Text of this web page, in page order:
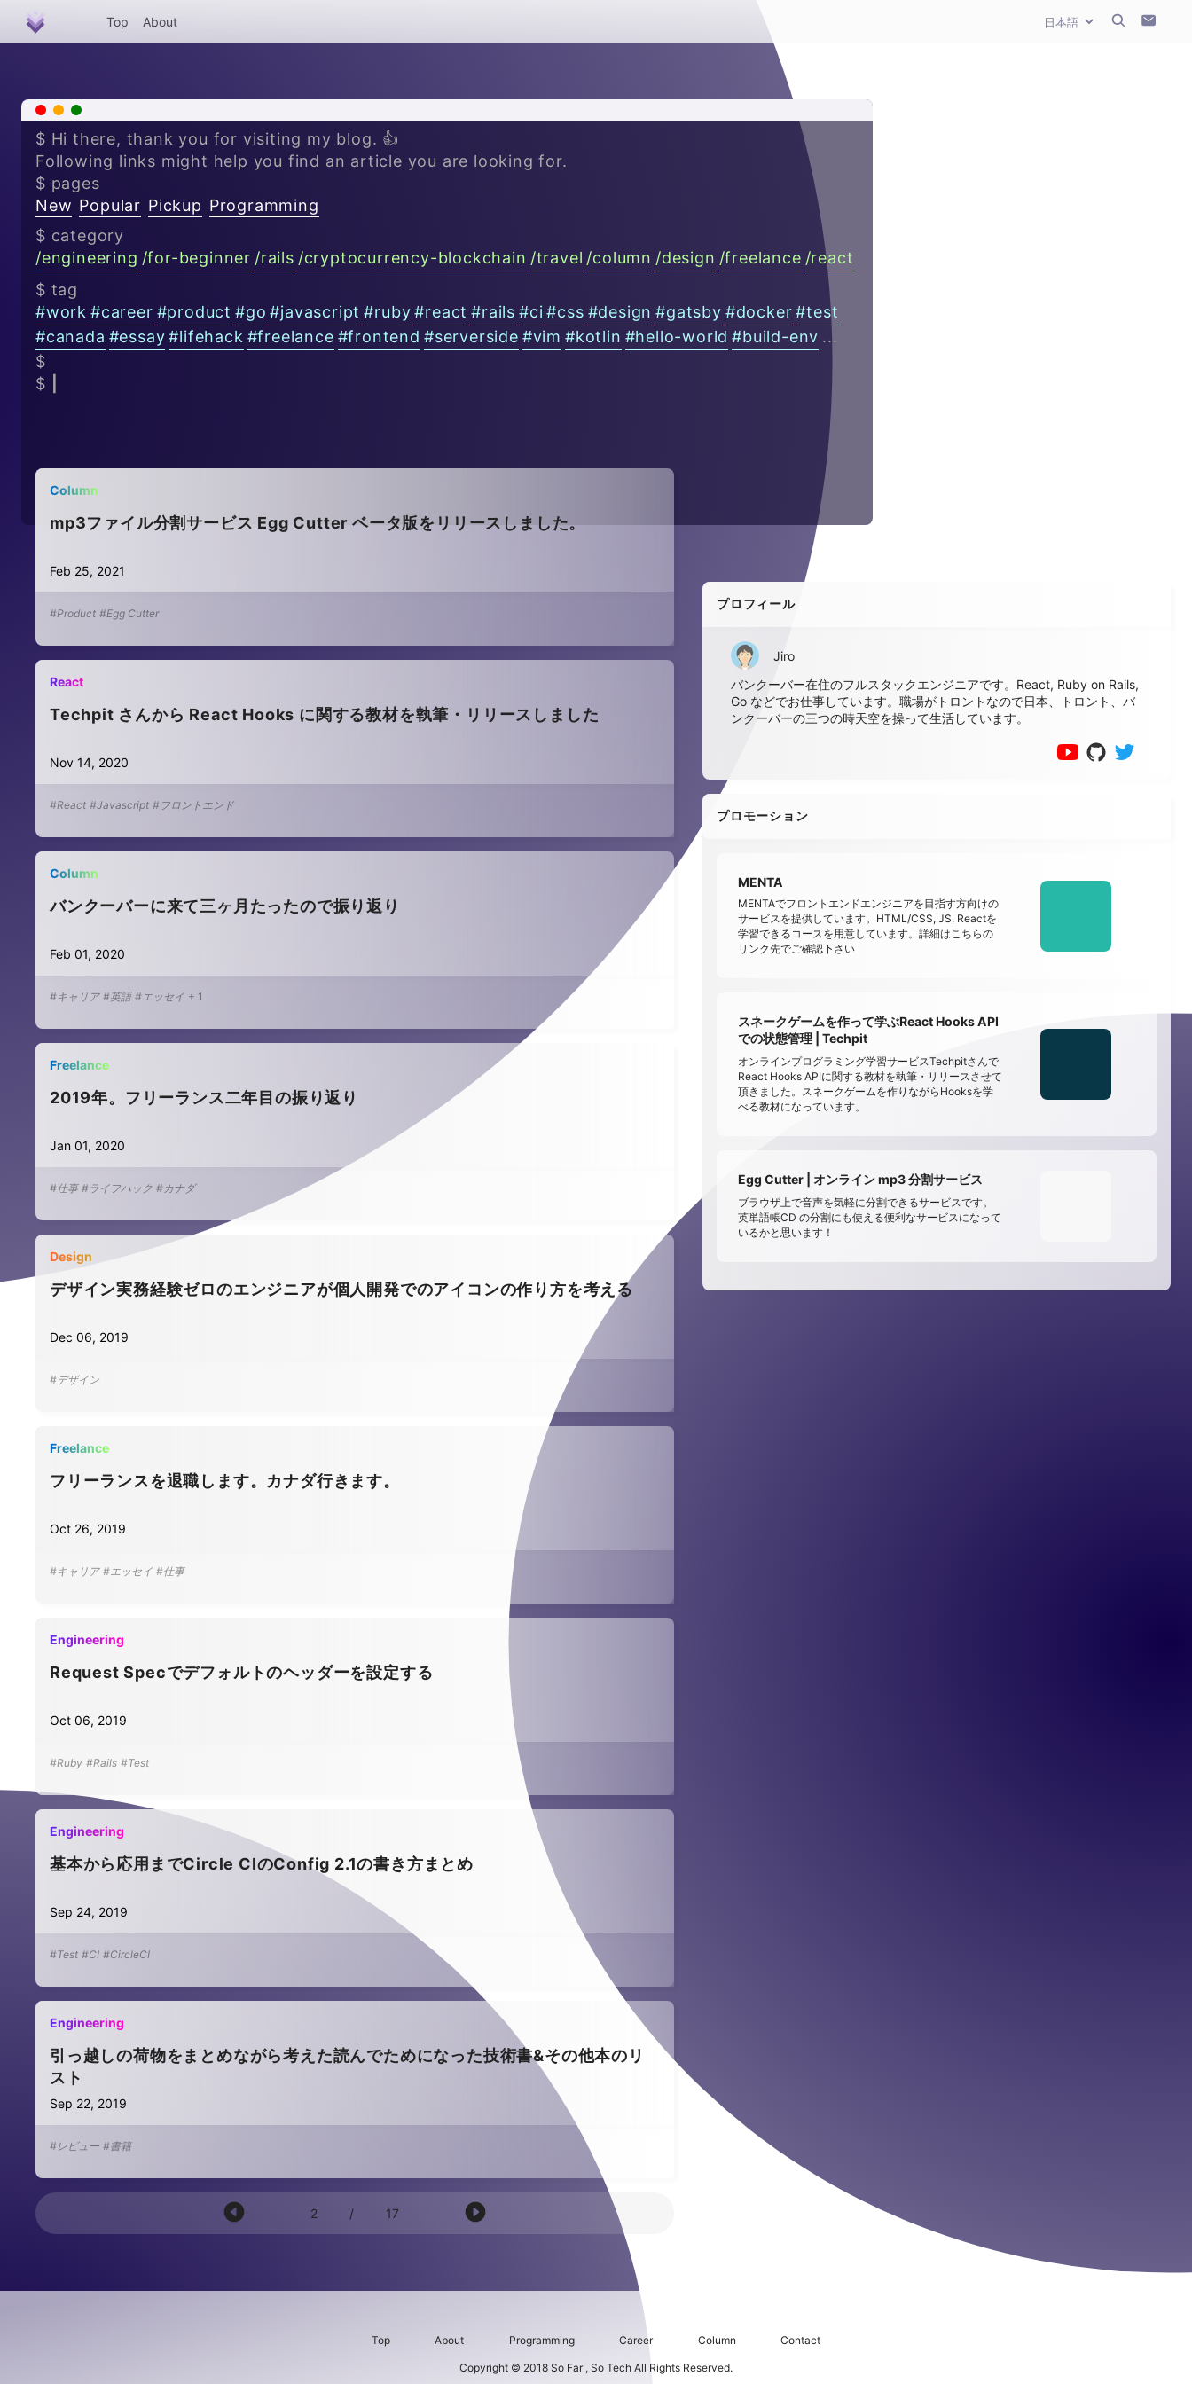
Top About
x +
$ Hi there, thank you for visiting my blog. 👍
Following links might help you find an article you are looking for.
$ pages
New Popular Pickup Programming
$ category
/engineering /for-beginner /rails /cryptocurrency-blockchain /travel /column /design /freelance /react
$ tag
#work #career #product #go #javascript #ruby #react #rails #ci #css #design #gatsby #docker #test
#canada #essay #lifehack #freelance #frontend #serverside #vim #kotlin #hello-world #build-env ...
$
$
Column
mp3ファイル分割サービス Egg Cutter ベータ版をリリースしました。
Feb 25, 2021
#Product #Egg Cutter
React
Techpit さんから React Hooks に関する教材を執筆・リリースしました
Nov 14, 2020
#React #Javascript #フロントエンド
Column
バンクーバーに来て三ヶ月たったので振り返り
Feb 01, 2020
#キャリア #英語 #エッセイ + 1
Freelance
2019年。フリーランス二年目の振り返り
Jan 01, 2020
#仕事 #ライフハック #カナダ
Design
デザイン実務経験ゼロのエンジニアが個人開発でのアイコンの作り方を考える
Dec 06, 2019
#デザイン
Freelance
フリーランスを退職します。カナダ行きます。
Oct 26, 2019
#キャリア #エッセイ #仕事
Engineering
Request Specでデフォルトのヘッダーを設定する
Oct 06, 2019
#Ruby #Rails #Test
Engineering
基本から応用までCircle CIのConfig 2.1の書き方まとめ
Sep 24, 2019
#Test #CI #CircleCI
Engineering
引っ越しの荷物をまとめながら考えた読んでためになった技術書&その他本のリ
スト
Sep 22, 2019
#レビュー #書籍
2 / 17
プロフィール
Jiro
バンクーバー在住のフルスタックエンジニアです。React, Ruby on Rails,
Go などでお仕事しています。職場がトロントなので日本、トロント、バ
ンクーバーの三つの時天空を操って生活しています。
プロモーション
MENTA
MENTAでフロントエンドエンジニアを目指す方向けの
サービスを提供しています。HTML/CSS, JS, Reactを
学習できるコースを用意しています。詳細はこちらの
リンク先でご確認下さい
スネークゲームを作って学ぶReact Hooks API
での状態管理 | Techpit
オンラインプログラミング学習サービスTechpitさんで
React Hooks APIに関する教材を執筆・リリースさせて
頂きました。スネークゲームを作りながらHooksを学
べる教材になっています。
Egg Cutter | オンライン mp3 分割サービス
ブラウザ上で音声を気軽に分割できるサービスです。
英単語帳CD の分割にも使える便利なサービスになって
いるかと思います！
Top About Programming Career Column Contact
Copyright © 2018 So Far , So Tech All Rights Reserved.